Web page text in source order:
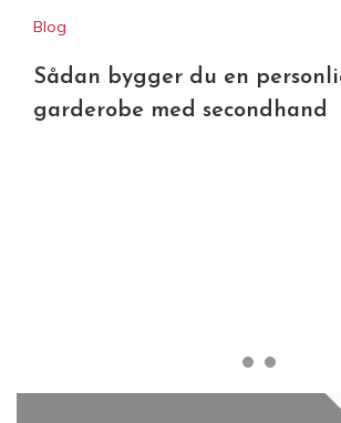
Blog
Sådan bygger du en
garderobe med secondhand